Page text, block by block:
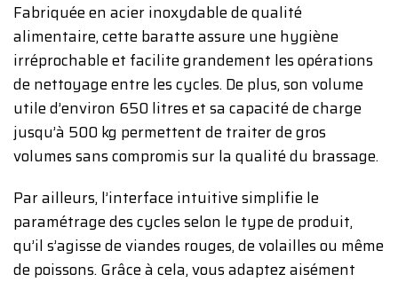
Fabriquée en acier inoxydable de qualité
alimentaire, cette baratte assure une hygiène
irréprochable et facilite grandement les opérations
de nettoyage entre les cycles. De plus, son volume
utile d’environ 650 litres et sa capacité de charge
jusqu’à 500 kg permettent de traiter de gros
volumes sans compromis sur la qualité du brassage.
Par ailleurs, l’interface intuitive simplifie le
paramétrage des cycles selon le type de produit,
qu’il s’agisse de viandes rouges, de volailles ou même
de poissons. Grâce à cela, vous adaptez aisément